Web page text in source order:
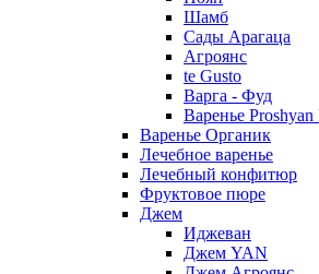
Шамб
Сады Арагаца
Агроянс
te Gusto
Варга - Фуд
Варенье Proshyan
Варенье Органик
Лечебное варенье
Лечебный конфитюр
Фруктовое пюре
Джем
Иджеван
Джем YAN